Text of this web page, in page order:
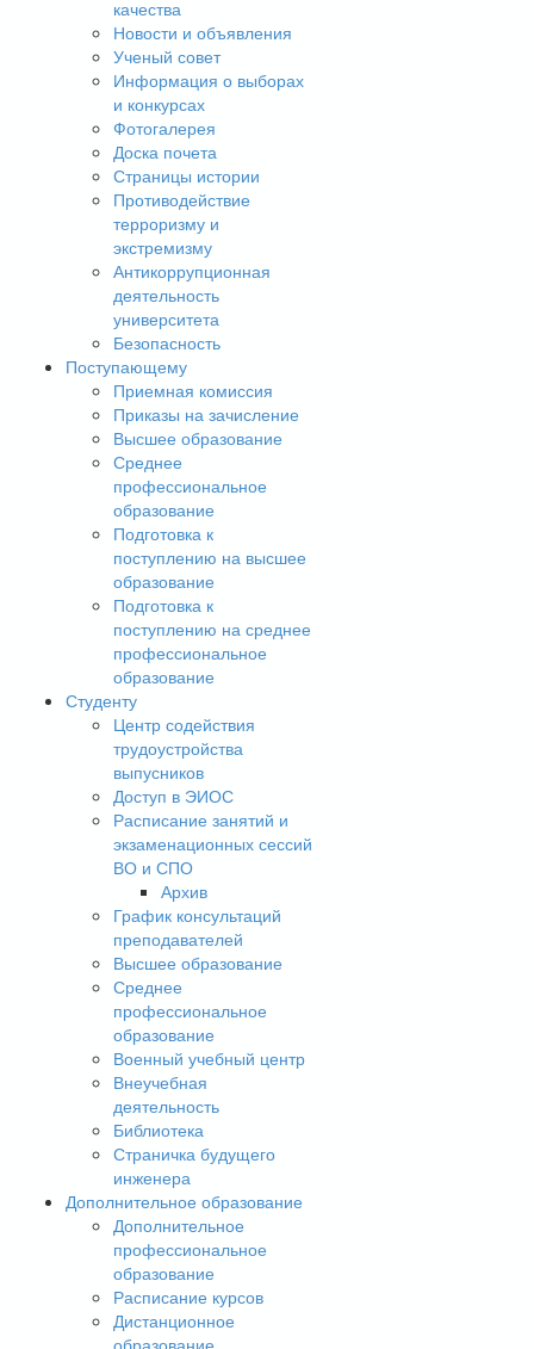
качества
Новости и объявления
Ученый совет
Информация о выборах
и конкурсах
Фотогалерея
Доска почета
Страницы истории
Противодействие
терроризму и
экстремизму
Антикоррупционная
деятельность
университета
Безопасность
Поступающему
Приемная комиссия
Приказы на зачисление
Высшее образование
Среднее
профессиональное
образование
Подготовка к
поступлению на высшее
образование
Подготовка к
поступлению на среднее
профессиональное
образование
Студенту
Центр содействия
трудоустройства
выпусников
Доступ в ЭИОС
Расписание занятий и
экзаменационных сессий
ВО и СПО
Архив
График консультаций
преподавателей
Высшее образование
Среднее
профессиональное
образование
Военный учебный центр
Внеучебная
деятельность
Библиотека
Страничка будущего
инженера
Дополнительное образование
Дополнительное
профессиональное
образование
Расписание курсов
Дистанционное
образование